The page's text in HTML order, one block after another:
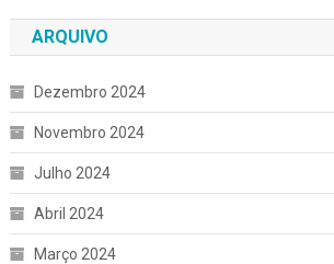
ARQUIVO
Dezembro 2024
Novembro 2024
Julho 2024
Abril 2024
Março 2024